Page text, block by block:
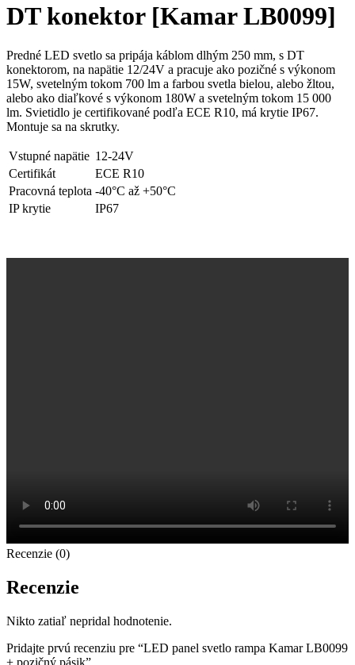
DT konektor [Kamar LB0099]
Predné LED svetlo sa pripája káblom dlhým 250 mm, s DT
konektorom, na napätie 12/24V a pracuje ako pozičné s výkonom
15W, svetelným tokom 700 lm a farbou svetla bielou, alebo žltou,
alebo ako diaľkové s výkonom 180W a svetelným tokom 15 000
lm. Svietidlo je certifikované podľa ECE R10, má krytie IP67.
Montuje sa na skrutky.
Vstupné napätie 12-24V
Certifikát
ECE R10
Pracovná teplota -40°C až +50°C
IP krytie
IP67
Recenzie (0)
Recenzie
Nikto zatiaľ nepridal hodnotenie.
Pridajte prvú recenziu pre “LED panel svetlo rampa Kamar LB0099
+ pozičný pásik”